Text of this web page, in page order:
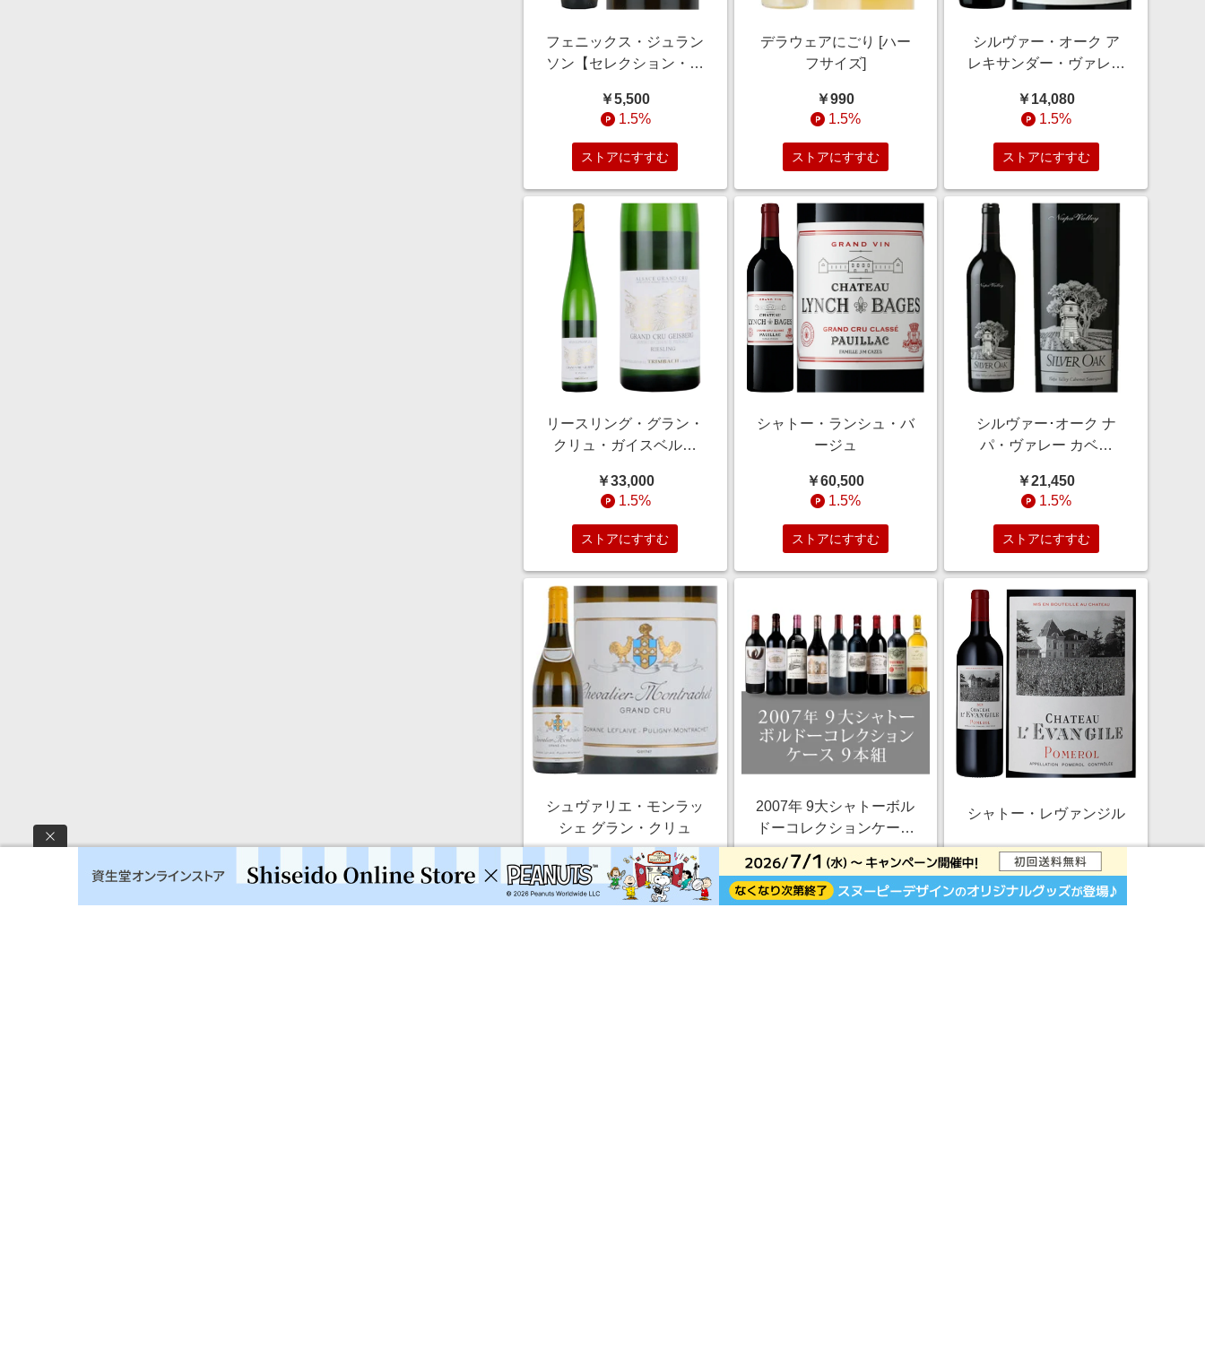
フェニックス・ジュラン
ソン【セレクション・タ
￥5,500
1.5%
ストアにすすむ
デラウェアにごり [ハー
フサイズ]
￥990
1.5%
ストアにすすむ
シルヴァー・オーク ア
レキサンダー・ヴァレー
ン
￥14,080
1.5%
ストアにすすむ
リースリング・グラン・
クリュ・ガイスベルグ
ス付]
￥33,000
1.5%
ストアにすすむ
シャトー・ランシュ・バ
ージュ
￥60,500
1.5%
ストアにすすむ
シルヴァー･オーク ナ
パ・ヴァレー カベル
￥21,450
1.5%
ストアにすすむ
シュヴァリエ・モンラッ
シェ グラン・クリュ
￥275,000
1.5%
2007年 9大シャトーボル
ドーコレクションケース
[750ml×9]
￥2,200,000
1.5%
シャトー・レヴァンジル
￥49,500
1.5%